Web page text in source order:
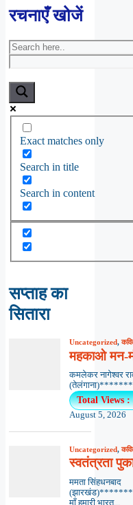
रचनाएँ खोजें
Exact matches only
Search in title
Search in content
सप्ताह का
सितारा
Uncategorized,
महकाओ मन-
कमलेकर नागेश्वर
Total Views :
August 5, 2026
Uncategorized,
स्वतंत्रता
ममता सिंहधनबाद
माँ हमारी भारत...